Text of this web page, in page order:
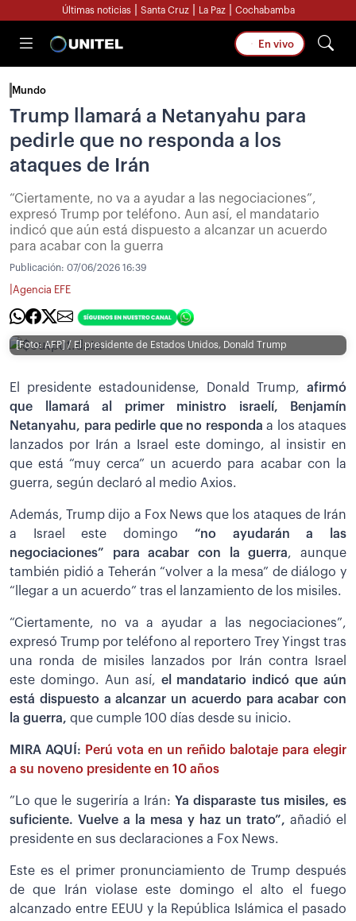
Últimas noticias Santa Cruz La Paz Cochabamba
En vivo
Mundo
Trump llamará a Netanyahu para
pedirle que no responda a los
ataques de Irán
“Ciertamente, no va a ayudar a las negociaciones”,
expresó Trump por teléfono. Aun así, el mandatario
indicó que aún está dispuesto a alcanzar un acuerdo
para acabar con la guerra
Publicación: 07/06/2026 16:39
Agencia EFE
[Foto: AFP] / El presidente de Estados Unidos, Donald Trump
El presidente estadounidense, Donald Trump, afirmó
que llamará al primer ministro israelí, Benjamín
Netanyahu, para pedirle que no responda a los ataques
lanzados por Irán a Israel este domingo, al insistir en
que está “muy cerca” un acuerdo para acabar con la
guerra, según declaró al medio Axios.
Además, Trump dijo a Fox News que los ataques de Irán
a Israel este domingo “no ayudarán a las
negociaciones” para acabar con la guerra, aunque
también pidió a Teherán “volver a la mesa” de diálogo y
“llegar a un acuerdo” tras el lanzamiento de los misiles.
“Ciertamente, no va a ayudar a las negociaciones”,
expresó Trump por teléfono al reportero Trey Yingst tras
una ronda de misiles lanzados por Irán contra Israel
este domingo. Aun así, el mandatario indicó que aún
está dispuesto a alcanzar un acuerdo para acabar con
la guerra, que cumple 100 días desde su inicio.
MIRA AQUÍ: Perú vota en un reñido balotaje para elegir
a su noveno presidente en 10 años
”Lo que le sugeriría a Irán: Ya disparaste tus misiles, es
suficiente. Vuelve a la mesa y haz un trato”, añadió el
presidente en sus declaraciones a Fox News.
Este es el primer pronunciamiento de Trump después
de que Irán violase este domingo el alto el fuego
alcanzado entre EEUU y la República Islámica el pasado